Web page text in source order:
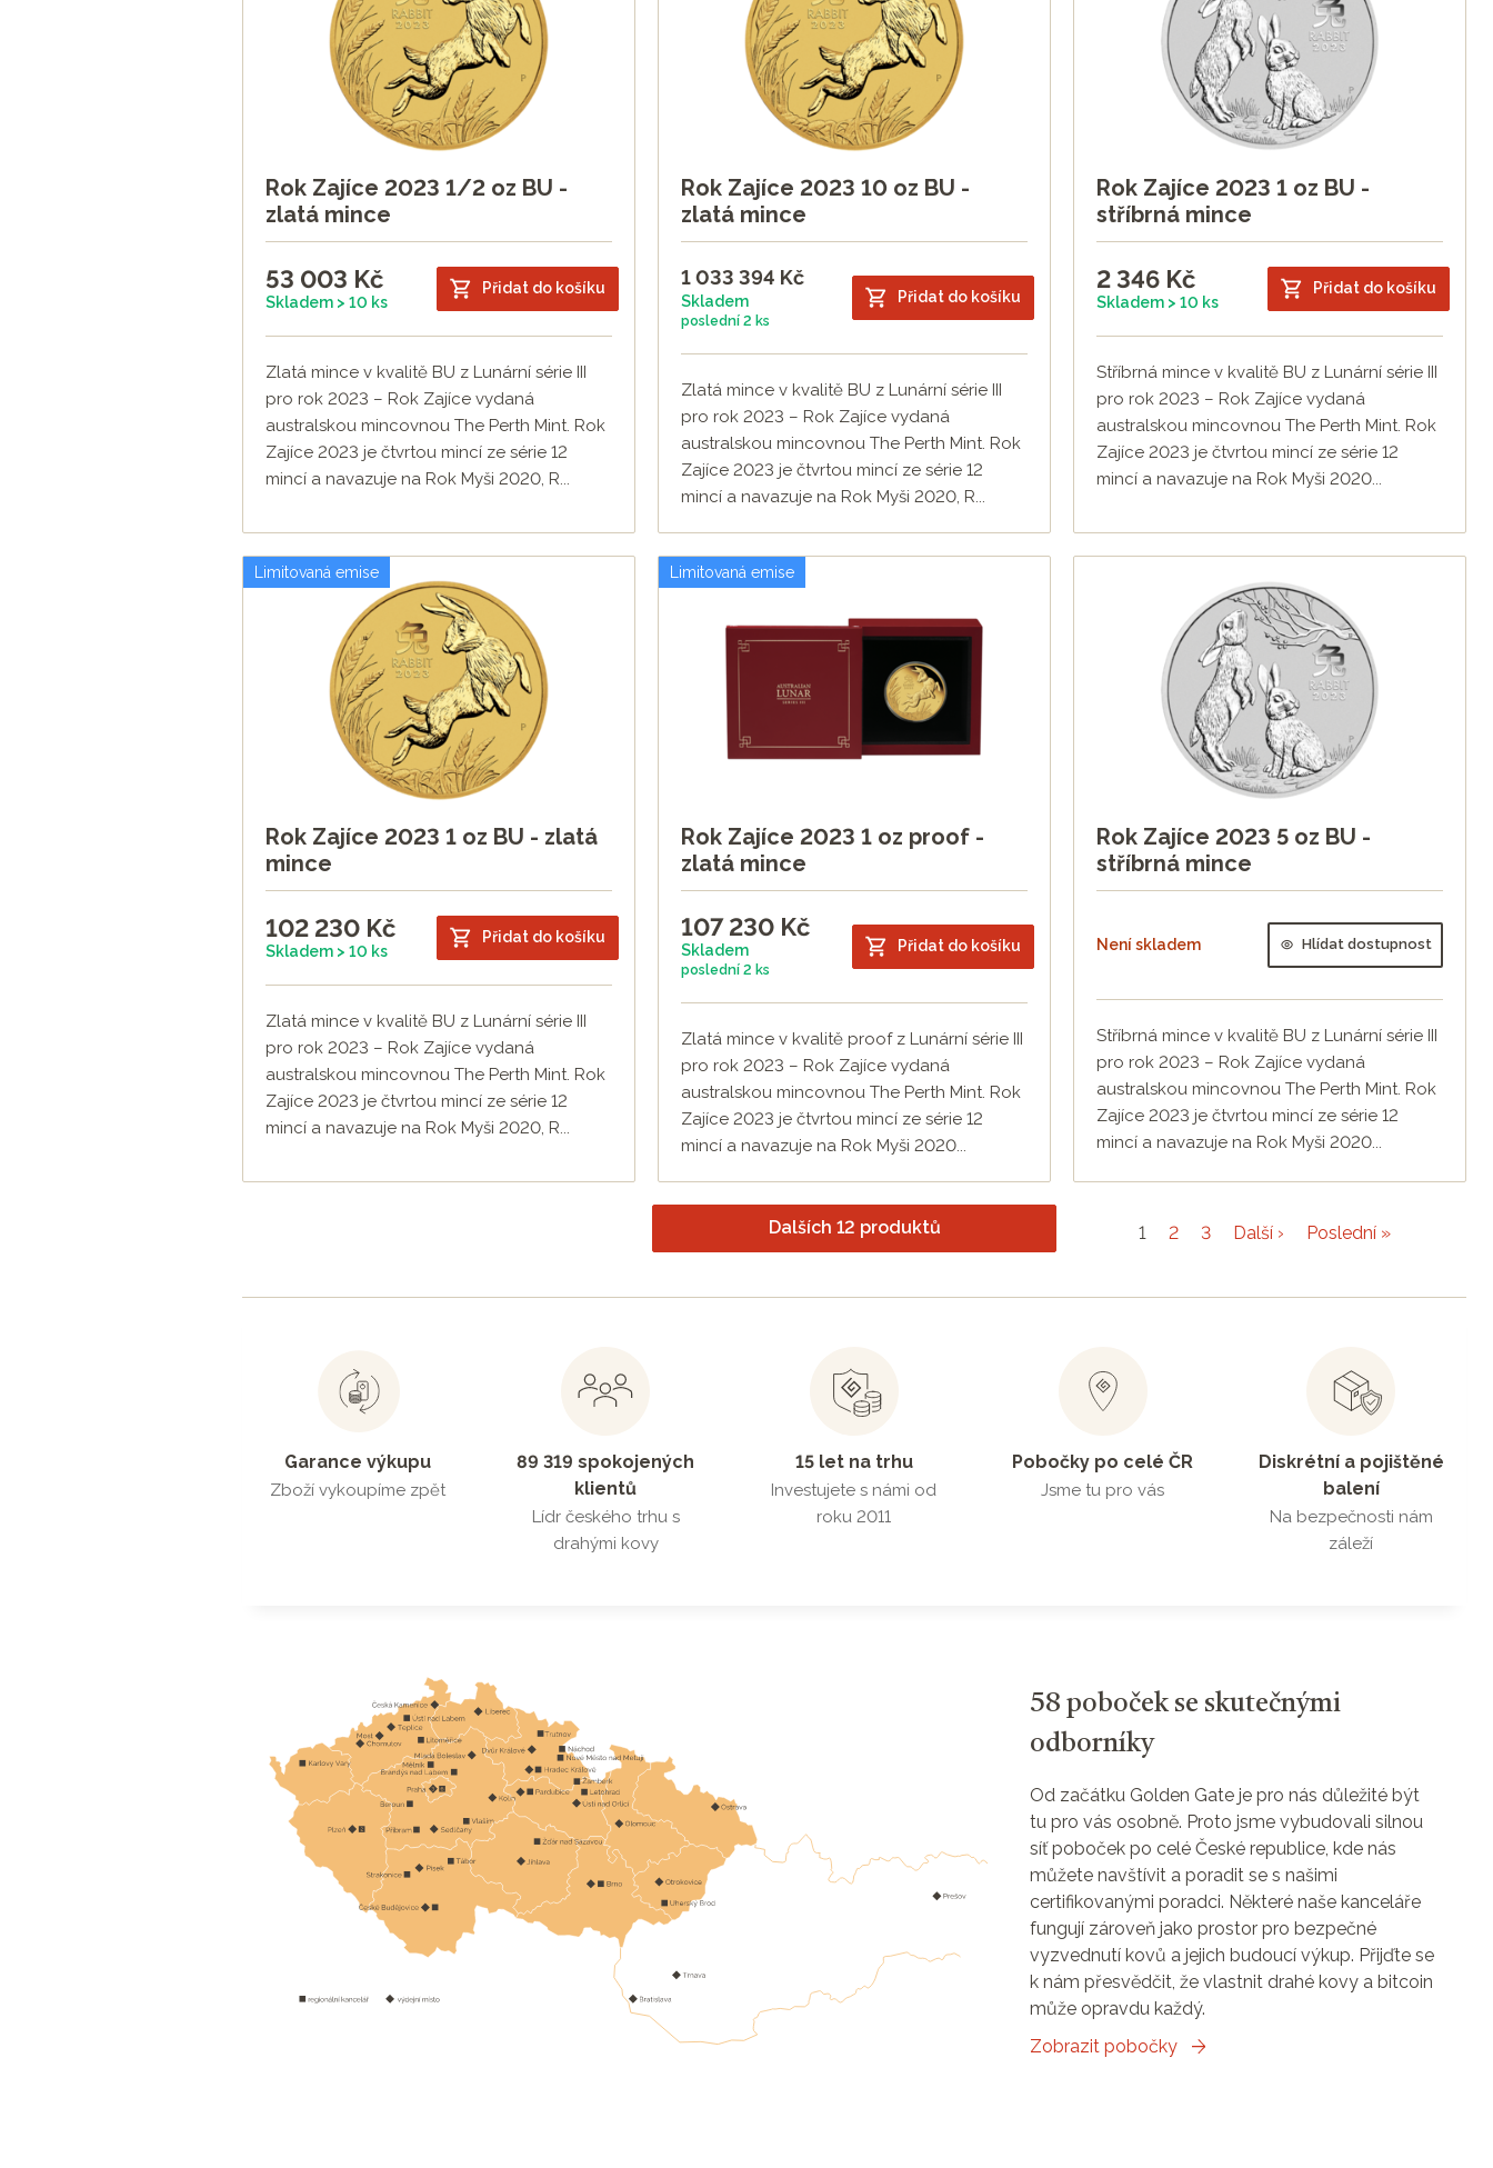
Rok Zajíce 2023 1/2 oz BU -
zlatá mince
53 003 Kč
Skladem > 10 ks
Přidat do košíku
Zlatá mince v kvalitě BU z Lunární série III
pro rok 2023 – Rok Zajíce vydaná
australskou mincovnou The Perth Mint. Rok
Zajíce 2023 je čtvrtou mincí ze série 12
mincí a navazuje na Rok Myši 2020, R...
Rok Zajíce 2023 10 oz BU -
zlatá mince
1 033 394 Kč
Skladem
poslední 2 ks
Přidat do košíku
Zlatá mince v kvalitě BU z Lunární série III
pro rok 2023 – Rok Zajíce vydaná
australskou mincovnou The Perth Mint. Rok
Zajíce 2023 je čtvrtou mincí ze série 12
mincí a navazuje na Rok Myši 2020, R...
Rok Zajíce 2023 1 oz BU -
stříbrná mince
2 346 Kč
Skladem > 10 ks
Přidat do košíku
Stříbrná mince v kvalitě BU z Lunární série III
pro rok 2023 – Rok Zajíce vydaná
australskou mincovnou The Perth Mint. Rok
Zajíce 2023 je čtvrtou mincí ze série 12
mincí a navazuje na Rok Myši 2020...
Limitovaná emise
Rok Zajíce 2023 1 oz BU - zlatá
mince
102 230 Kč
Skladem > 10 ks
Přidat do košíku
Zlatá mince v kvalitě BU z Lunární série III
pro rok 2023 – Rok Zajíce vydaná
australskou mincovnou The Perth Mint. Rok
Zajíce 2023 je čtvrtou mincí ze série 12
mincí a navazuje na Rok Myši 2020, R...
Limitovaná emise
Rok Zajíce 2023 1 oz proof -
zlatá mince
107 230 Kč
Skladem
poslední 2 ks
Přidat do košíku
Zlatá mince v kvalitě proof z Lunární série III
pro rok 2023 – Rok Zajíce vydaná
australskou mincovnou The Perth Mint. Rok
Zajíce 2023 je čtvrtou mincí ze série 12
mincí a navazuje na Rok Myši 2020...
Rok Zajíce 2023 5 oz BU -
stříbrná mince
Není skladem Hlídat dostupnost
Stříbrná mince v kvalitě BU z Lunární série III
pro rok 2023 – Rok Zajíce vydaná
australskou mincovnou The Perth Mint. Rok
Zajíce 2023 je čtvrtou mincí ze série 12
mincí a navazuje na Rok Myši 2020...
Dalších 12 produktů 1 2 3 Další › Poslední »
Garance výkupu
Zboží vykoupíme zpět
89 319 spokojených
klientů
Lídr českého trhu s
drahými kovy
15 let na trhu
Investujete s námi od
roku 2011
Pobočky po celé ČR
Jsme tu pro vás
Diskrétní a pojištěné
balení
Na bezpečnosti nám
záleží
58 poboček se skutečnými
odborníky
Od začátku Golden Gate je pro nás důležité být
tu pro vás osobně. Proto jsme vybudovali silnou
síť poboček po celé České republice, kde nás
můžete navštívit a poradit se s našimi
certifikovanými poradci. Některé naše kanceláře
fungují zároveň jako prostor pro bezpečné
vyzvednutí kovů a jejich budoucí výkup. Přijďte se
k nám přesvědčit, že vlastnit drahé kovy a bitcoin
může opravdu každý.
Zobrazit pobočky